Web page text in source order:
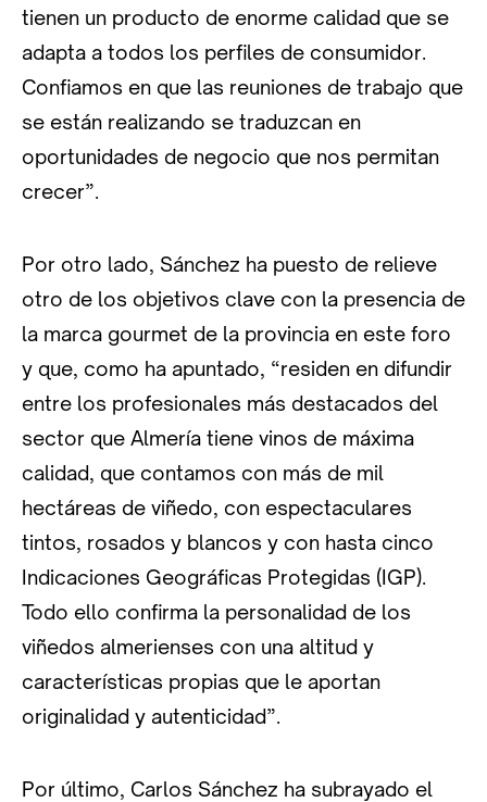
tienen un producto de enorme calidad que se
adapta a todos los perfiles de consumidor.
Confiamos en que las reuniones de trabajo que
se están realizando se traduzcan en
oportunidades de negocio que nos permitan
crecer”.
Por otro lado, Sánchez ha puesto de relieve
otro de los objetivos clave con la presencia de
la marca gourmet de la provincia en este foro
y que, como ha apuntado, “residen en difundir
entre los profesionales más destacados del
sector que Almería tiene vinos de máxima
calidad, que contamos con más de mil
hectáreas de viñedo, con espectaculares
tintos, rosados y blancos y con hasta cinco
Indicaciones Geográficas Protegidas (IGP).
Todo ello confirma la personalidad de los
viñedos almerienses con una altitud y
características propias que le aportan
originalidad y autenticidad”.
Por último, Carlos Sánchez ha subrayado el